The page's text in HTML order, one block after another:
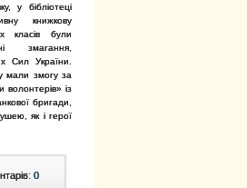
у бібліотеці
книжкову
класів були
змагання,
Сил України.
мали змогу за
волонтерів» із
бригади,
як і герої
0